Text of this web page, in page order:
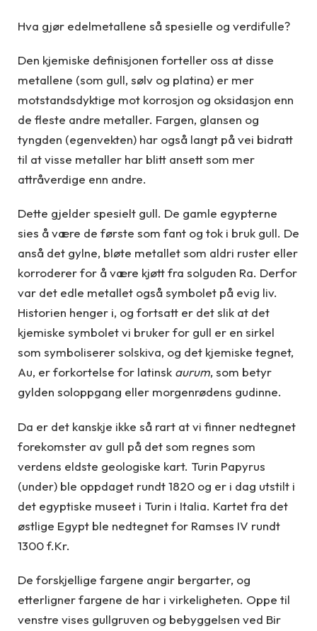
Hva gjør edelmetallene så spesielle og verdifulle?
Den kjemiske definisjonen forteller oss at disse
metallene (som gull, sølv og platina) er mer
motstandsdyktige mot korrosjon og oksidasjon enn
de fleste andre metaller. Fargen, glansen og
tyngden (egenvekten) har også langt på vei bidratt
til at visse metaller har blitt ansett som mer
attråverdige enn andre.
Dette gjelder spesielt gull. De gamle egypterne
sies å være de første som fant og tok i bruk gull. De
anså det gylne, bløte metallet som aldri ruster eller
korroderer for å være kjøtt fra solguden Ra. Derfor
var det edle metallet også symbolet på evig liv.
Historien henger i, og fortsatt er det slik at det
kjemiske symbolet vi bruker for gull er en sirkel
som symboliserer solskiva, og det kjemiske tegnet,
Au, er forkortelse for latinsk aurum, som betyr
gylden soloppgang eller morgenrødens gudinne.
Da er det kanskje ikke så rart at vi finner nedtegnet
forekomster av gull på det som regnes som
verdens eldste geologiske kart. Turin Papyrus
(under) ble oppdaget rundt 1820 og er i dag utstilt i
det egyptiske museet i Turin i Italia. Kartet fra det
østlige Egypt ble nedtegnet for Ramses IV rundt
1300 f.Kr.
De forskjellige fargene angir bergarter, og
etterligner fargene de har i virkeligheten. Oppe til
venstre vises gullgruven og bebyggelsen ved Bir